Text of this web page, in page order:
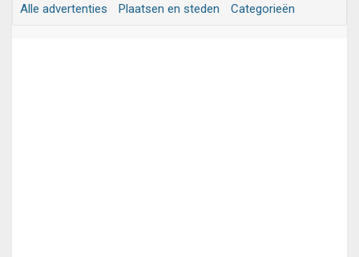
Alle advertenties
Plaatsen en steden Categorieën